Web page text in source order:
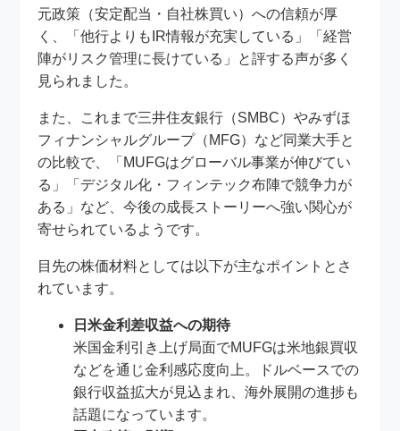
元政策（安定配当・自社株買い）への信頼が厚
く、「他行よりもIR情報が充実している」「経営
陣がリスク管理に長けている」と評する声が多く
見られました。
また、これまで三井住友銀行（SMBC）やみずほ
フィナンシャルグループ（MFG）など同業大手と
の比較で、「MUFGはグローバル事業が伸びてい
る」「デジタル化・フィンテック布陣で競争力が
ある」など、今後の成長ストーリーへ強い関心が
寄せられているようです。
目先の株価材料としては以下が主なポイントとさ
れています。
日米金利差収益への期待
米国金利引き上げ局面でMUFGは米地銀買収
などを通じ金利感応度向上。ドルベースでの
銀行収益拡大が見込まれ、海外展開の進捗も
話題になっています。